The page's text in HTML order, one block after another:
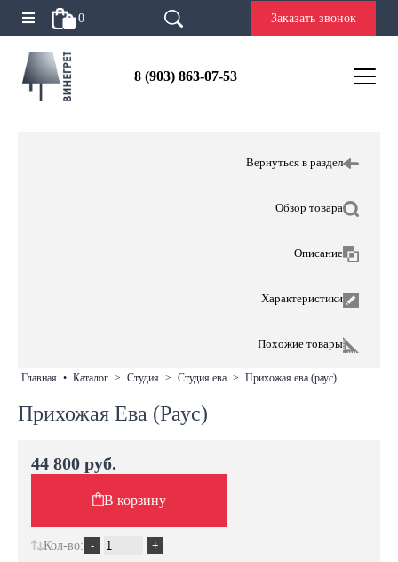
0 Заказать звонок
8 (903) 863-07-53
Вернуться в раздел
Обзор товара
Описание
Характеристики
Похожие товары
главная • каталог > студия > студия ева > прихожая ева (раус)
Прихожая Ева (Раус)
44 800 руб.
В корзину
Кол-во: